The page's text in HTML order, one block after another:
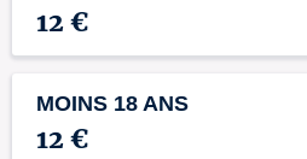
12 €
MOINS 18 ANS
12 €